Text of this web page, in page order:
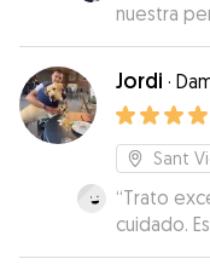
nuestra
Jordi ·
Sant
“Trato
cuidado.